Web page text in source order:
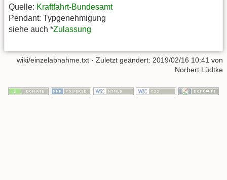
Quelle: Kraftfahrt-Bundesamt
Pendant: Typgenehmigung
siehe auch *Zulassung
wiki/einzelabnahme.txt · Zuletzt geändert: 2019/02/16 10:41 von
Norbert Lüdtke